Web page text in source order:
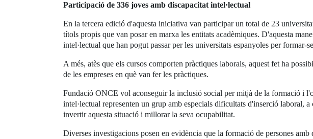
Participació de 336 joves amb discapacitat intel·lectual
En la tercera edició d'aquesta iniciativa van participar un total de 23
títols propis que van posar en marxa les entitats acadèmiques. D'aquesta
intel·lectual que han pogut passar per les universitats espanyoles per formar-
A més, atès que els cursos comporten pràctiques laborals, aquest fet ha
de les empreses en què van fer les pràctiques.
Fundació ONCE vol aconseguir la inclusió social per mitjà de la formació i
intel·lectual representen un grup amb especials dificultats d'inserció laboral,
invertir aquesta situació i millorar la seva ocupabilitat.
Diverses investigacions posen en evidència que la formació de persones